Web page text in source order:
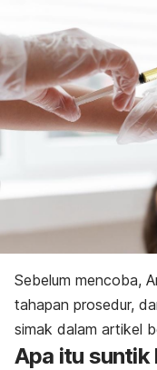
Sebelum mencoba,
tahapan prosedur,
simak dalam artikel
Apa itu suntik